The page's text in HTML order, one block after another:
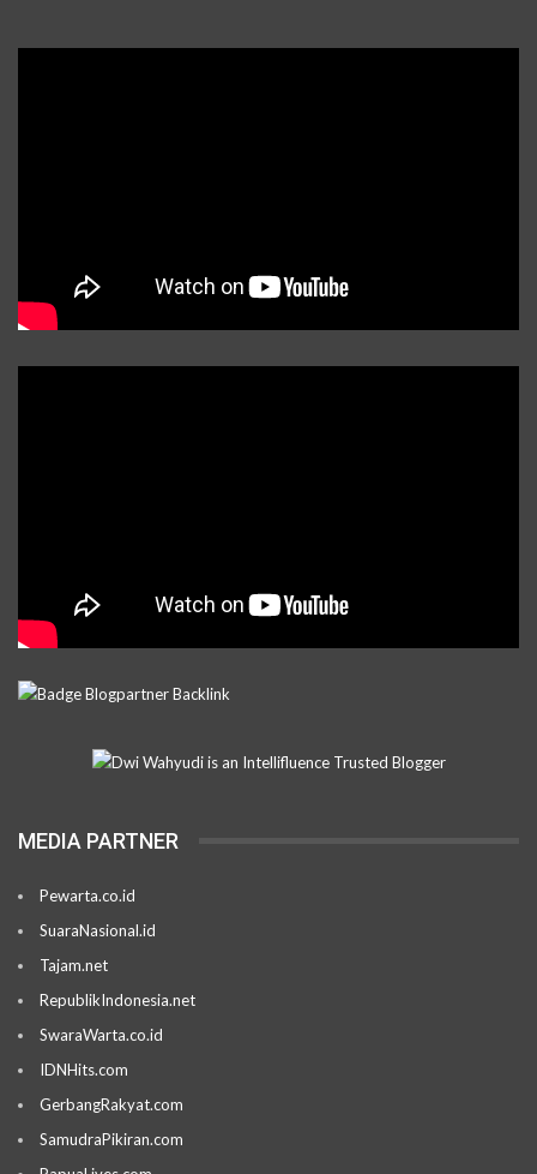
MEDIA PARTNER
Pewarta.co.id
SuaraNasional.id
Tajam.net
RepublikIndonesia.net
SwaraWarta.co.id
IDNHits.com
GerbangRakyat.com
SamudraPikiran.com